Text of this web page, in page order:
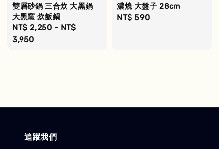
雙層砂鍋 三合炊 大黑鍋
大黑窯 炊飯鍋
Regular
price
NT$ 2,250 - NT$
3,950
濃燒 大盤子 28cm
Regular
NT$ 590
追蹤我們